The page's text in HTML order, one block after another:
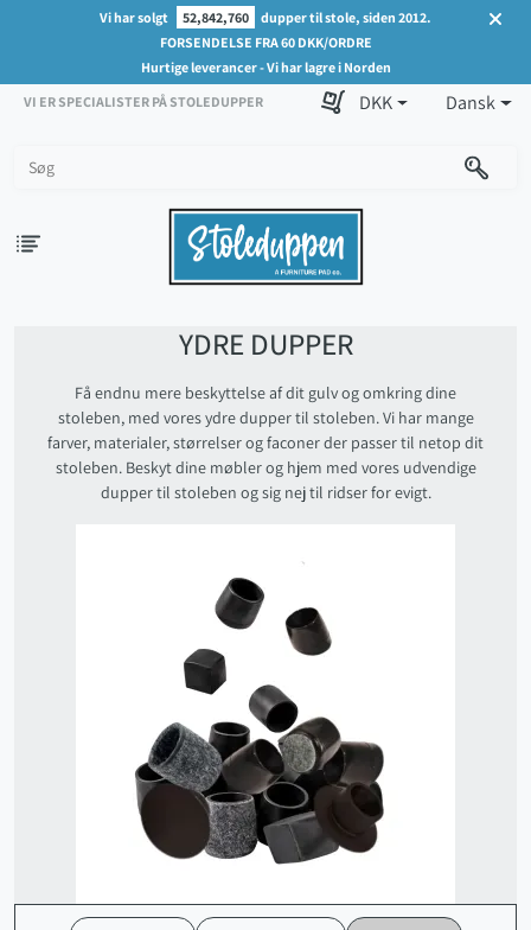
Vi har solgt 52,842,760
dupper til stole, siden 2012.
FORSENDELSE FRA 60 DKK/ORDRE
Hurtige leverancer - Vi har lagre i Norden
VI ER SPECIALISTER PÅ STOLEDUPPER
DKK Dansk
YDRE DUPPER
Få endnu mere beskyttelse af dit gulv og omkring dine
stoleben, med vores ydre dupper til stoleben. Vi har mange
farver, materialer, størrelser og faconer der passer til netop dit
stoleben. Beskyt dine møbler og hjem med vores udvendige
dupper til stoleben og sig nej til ridser for evigt.